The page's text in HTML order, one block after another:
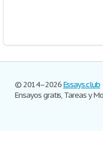
© 2014–2026Essays.club
Ensayos gratis, Tareas y